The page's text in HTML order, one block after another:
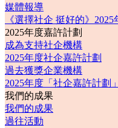
媒體報導
《選擇社企 挺好的》
2025年度嘉許計劃
成為支持社企機構
2025年度社企嘉許計劃
過去獲獎企業機構
2025年度「社企嘉許計劃
我們的成果
我們的成果
過往活動